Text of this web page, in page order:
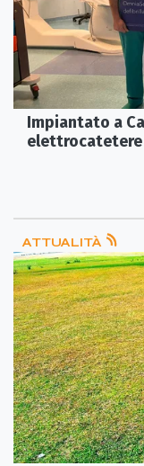
Impiantato a
elettrocatetere
ATTUALITÀ